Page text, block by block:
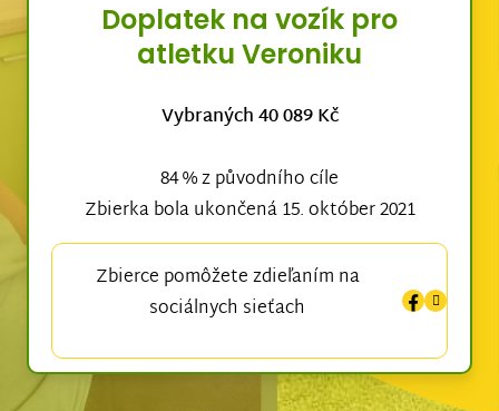
Doplatek na vozík pro
atletku Veroniku
Vybraných 40 089 Kč
84 % z původního cíle
Zbierka bola ukončená 15. október 2021
Zbierce pomôžete zdieľaním na
sociálnych sieťach